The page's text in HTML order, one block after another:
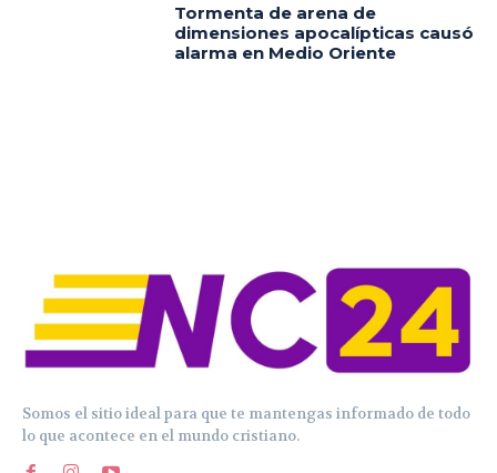
Tormenta de arena de
dimensiones apocalípticas causó
alarma en Medio Oriente
Somos el sitio ideal para que te mantengas informado de todo
lo que acontece en el mundo cristiano.